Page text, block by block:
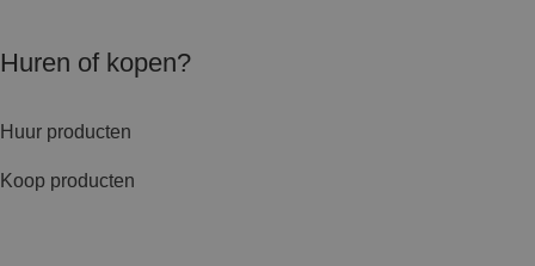
Huren of kopen?
Huur producten
Koop producten